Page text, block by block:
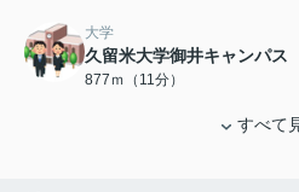
大学
久留米大学御井キャンパス
877ｍ（11分）
すべて